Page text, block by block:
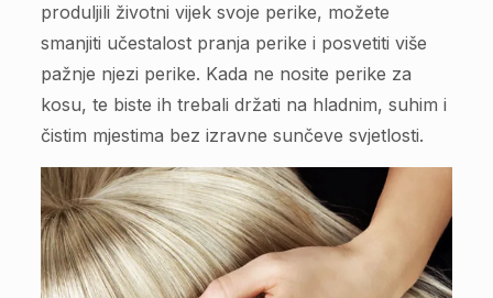
produljili životni vijek svoje perike, možete
smanjiti učestalost pranja perike i posvetiti više
pažnje njezi perike. Kada ne nosite perike za
kosu, te biste ih trebali držati na hladnim, suhim i
čistim mjestima bez izravne sunčeve svjetlosti.